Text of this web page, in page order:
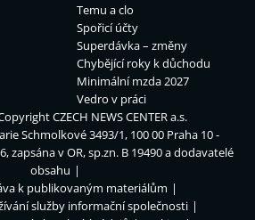
Temu a clo
Spořicí účty
Superdávka – změny
Chybějící roky k důchodu
Minimální mzda 2027
Vedro v práci
CZECH NEWS CENTER a.s.
Schmolkové 3493/1, 100 00 Praha 10 -
zapsána v OR, sp.zn. B 19490 a dodavatelé
obsahu
k publikovaným materiálům
služby informační společnosti